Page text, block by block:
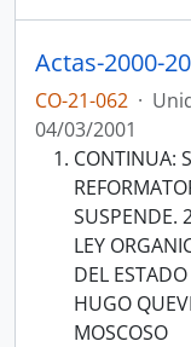
Actas-2000-
CO-21-062 ·
04/03/2001
CONTINUA:
SUSPENDE.
LEY
DEL
HUGO
MOSCOSO